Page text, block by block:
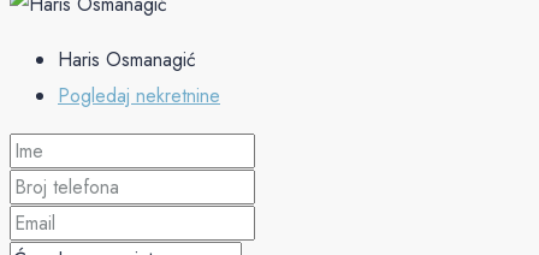
Haris Osmanagić
Pogledaj nekretnine